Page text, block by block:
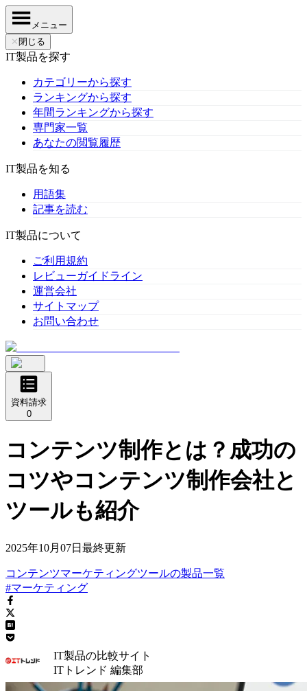
メニュー
✕ 閉じる
IT製品を探す
カテゴリーから探す
ランキングから探す
年間ランキングから探す
専門家一覧
あなたの閲覧履歴
IT製品を知る
用語集
記事を読む
IT製品について
ご利用規約
レビューガイドライン
運営会社
サイトマップ
お問い合わせ
資料請求
0
コンテンツ制作とは？成功の
コツやコンテンツ制作会社と
ツールも紹介
2025年10月07日 最終更新
コンテンツマーケティングツールの製品一覧
#マーケティング
IT製品の比較サイト
ITトレンド 編集部